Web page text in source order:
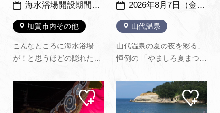
加賀市内その他
海水浴場開設期間：例年7月１日～8月いっぱい（天候などにより変更になる場合あり） ※2026年度は7月1日（水）～8月31日（月）
こんなところに海水浴場
が！と思うほどの隠れたと
だけにお客さんは少なく思
わずプライベートビーチ気
分で海水浴が楽しめます。
山代温泉
2026年8月7日（金）～16日（日）※例年：８月上旬から中旬に開催
山代温泉の夏の夜を彩る、
恒例の 「やましろ夏まつ
年も山代温泉通り商店街を
会場に、子どもから大人ま
で楽しめる縁日やビアガー
マイ
ペー
ジに
マイ
ペー
ジに